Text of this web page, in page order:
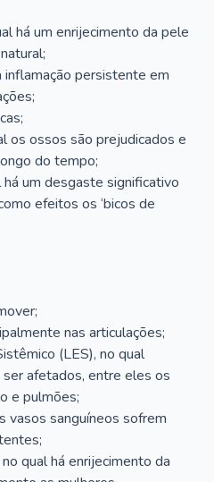
há um enrijecimento da pele
inflamação persistente em
os ossos são prejudicados e
do tempo;
um desgaste significativo
efeitos os ‘bicos de
nas articulações;
(LES), no qual
afetados, entre eles os
e pulmões;
vasos sanguíneos sofrem
qual há enrijecimento da